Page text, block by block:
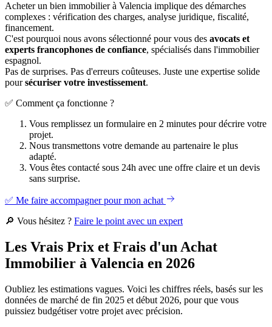
Acheter un bien immobilier à Valencia implique des démarches
complexes : vérification des charges, analyse juridique, fiscalité,
financement.
C'est pourquoi nous avons sélectionné pour vous des avocats et
experts francophones de confiance, spécialisés dans l'immobilier
espagnol.
Pas de surprises. Pas d'erreurs coûteuses. Juste une expertise solide
poursécuriser votre investissement.
✅ Comment ça fonctionne ?
Vous remplissez un formulaire en 2 minutes pour décrire votre
projet.
Nous transmettons votre demande au partenaire le plus
adapté.
Vous êtes contacté sous 24h avec une offre claire et un devis
sans surprise.
✅ Me faire accompagner pour mon achat
🔎 Vous hésitez ? Faire le point avec un expert
Les Vrais Prix et Frais d'un Achat
Immobilier à Valencia en 2026
Oubliez les estimations vagues. Voici les chiffres réels, basés sur les
données de marché de fin 2025 et début 2026, pour que vous
puissiez budgétiser votre projet avec précision.